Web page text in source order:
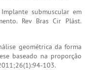
submuscular em
Rev Bras Cir Plást.
geométrica da forma
baseado na proporção
103.